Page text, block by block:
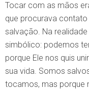
Tocar com as mãos
que procurava
salvação. Na
simbólico: podemos
porque Ele nos quis
sua vida. Somos
tocamos, mas porque